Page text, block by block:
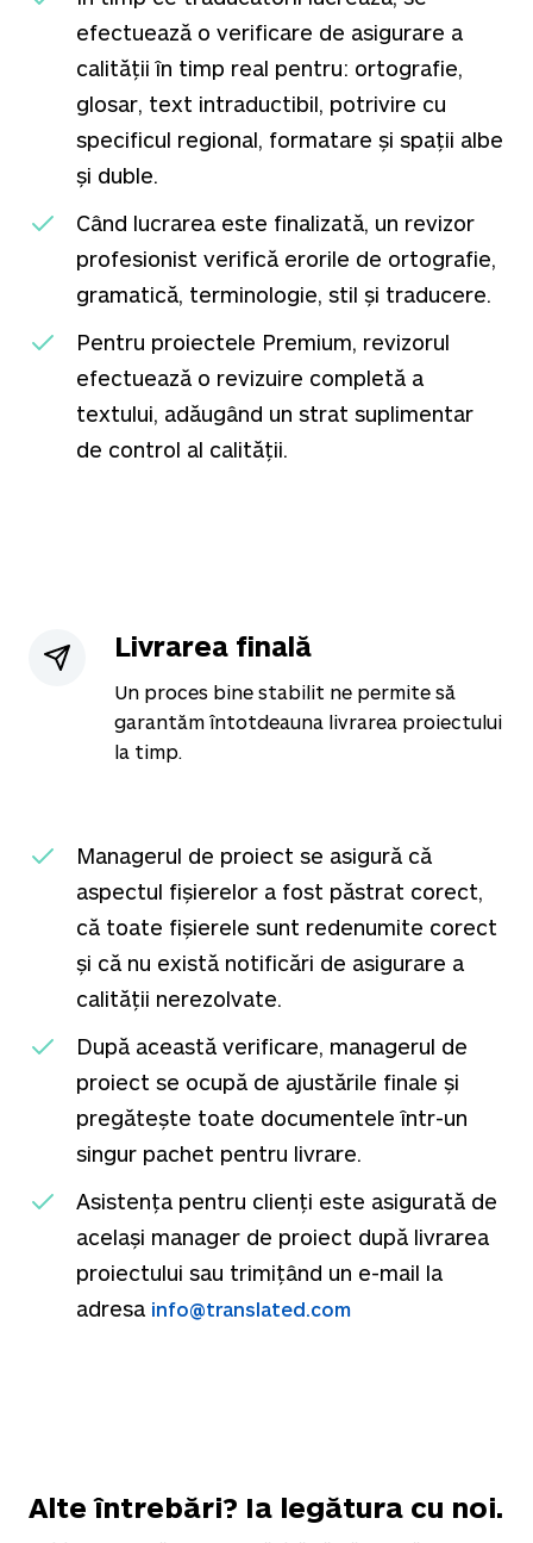
efectuează o verificare de asigurare a
calității în timp real pentru: ortografie,
glosar, text intraductibil, potrivire cu
specificul regional, formatare și spații albe
și duble.
Când lucrarea este finalizată, un revizor
profesionist verifică erorile de ortografie,
gramatică, terminologie, stil și traducere.
Pentru proiectele Premium, revizorul
efectuează o revizuire completă a
textului, adăugând un strat suplimentar
de control al calității.
Livrarea finală
Un proces bine stabilit ne permite să
garantăm întotdeauna livrarea proiectului
la timp.
Managerul de proiect se asigură că
aspectul fișierelor a fost păstrat corect,
că toate fișierele sunt redenumite corect
și că nu există notificări de asigurare a
calității nerezolvate.
După această verificare, managerul de
proiect se ocupă de ajustările finale și
pregătește toate documentele într-un
singur pachet pentru livrare.
Asistența pentru clienți este asigurată de
același manager de proiect după livrarea
proiectului sau trimițând un e-mail la
adresa info@translated.com
Alte întrebări? Ia legătura cu noi.